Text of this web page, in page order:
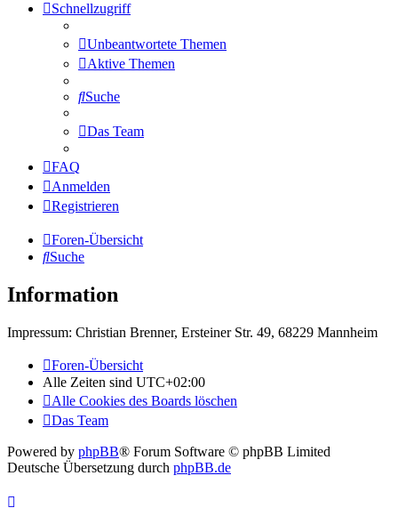
Schnellzugriff
Unbeantwortete Themen
Aktive Themen
Suche
Das Team
FAQ
Anmelden
Registrieren
Foren-Übersicht
Suche
Information
Impressum: Christian Brenner, Ersteiner Str. 49, 68229 Mannheim
Foren-Übersicht
Alle Zeiten sind UTC+02:00
Alle Cookies des Boards löschen
Das Team
Powered by phpBB® Forum Software © phpBB Limited
Deutsche Übersetzung durch phpBB.de